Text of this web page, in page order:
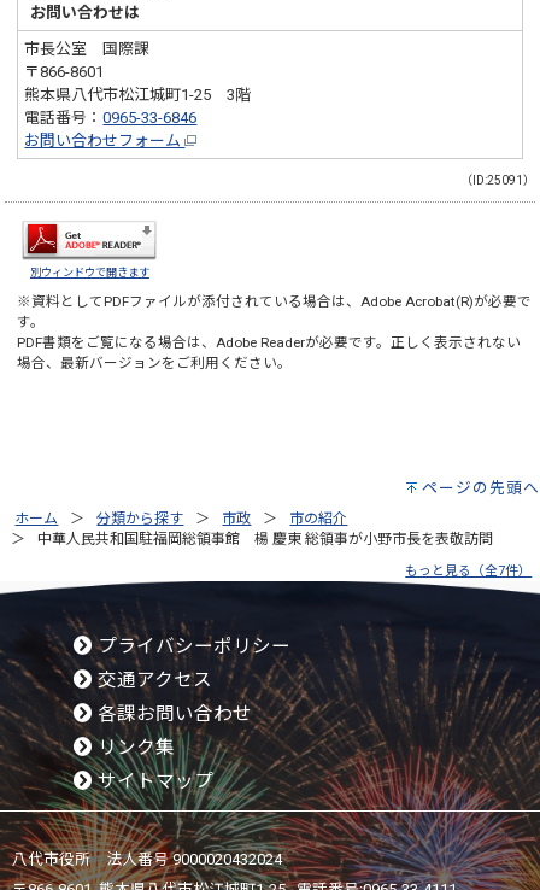
お問い合わせは
市長公室 国際課
〒866-8601
熊本県八代市松江城町1-25 3階
電話番号：0965-33-6846
お問い合わせフォーム
（ID:25091）
別ウィンドウで開きます
※資料としてPDFファイルが添付されている場合は、 Adobe Acrobat(R)が必要で
す。
PDF書類をご覧になる場合は、 Adobe Readerが必要です。正しく表示されない
場合、最新バージョンをご利用ください。
ページの先頭へ
ホーム 分類から探す 市政
市の紹介
中華人民共和国駐福岡総領事館 楊 慶東 総領事が小野市長を表敬訪問
もっと見る（全7件）
プライバシーポリシー
交通アクセス
各課お問い合わせ
リンク集
サイトマップ
八代市役所 法人番号 9000020432024